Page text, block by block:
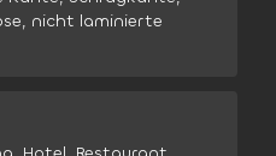
nicht laminierte